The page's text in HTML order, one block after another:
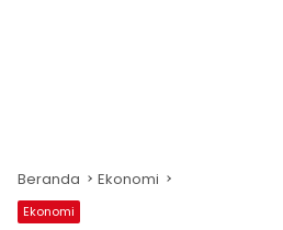
Beranda Ekonomi
Ekonomi